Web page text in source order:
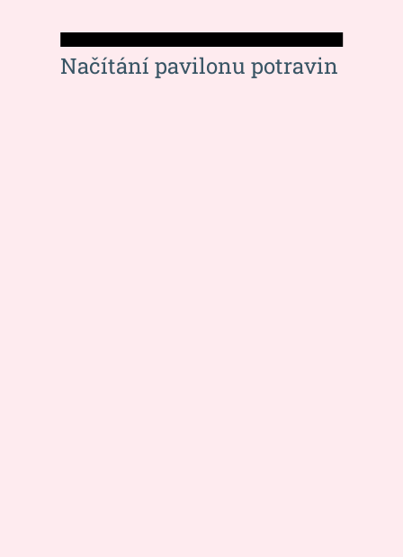
Načítání pavilonu potravin